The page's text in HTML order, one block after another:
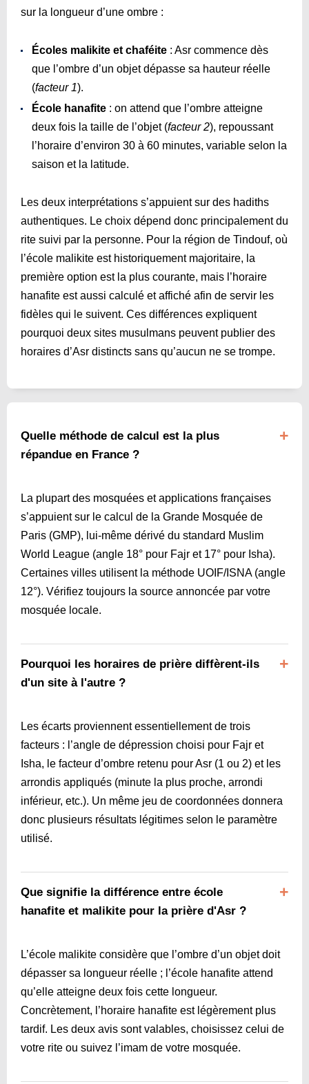
sur la longueur d’une ombre :
Écoles malikite et chaféite : Asr commence dès
que l’ombre d’un objet dépasse sa hauteur réelle
(facteur 1).
École hanafite : on attend que l’ombre atteigne
deux fois la taille de l’objet (facteur 2), repoussant
l’horaire d’environ 30 à 60 minutes, variable selon la
saison et la latitude.
Les deux interprétations s’appuient sur des hadiths
authentiques. Le choix dépend donc principalement du
rite suivi par la personne. Pour la région de Tindouf, où
l’école malikite est historiquement majoritaire, la
première option est la plus courante, mais l’horaire
hanafite est aussi calculé et affiché afin de servir les
fidèles qui le suivent. Ces différences expliquent
pourquoi deux sites musulmans peuvent publier des
horaires d’Asr distincts sans qu’aucun ne se trompe.
Quelle méthode de calcul est la plus
répandue en France ?
La plupart des mosquées et applications françaises
s’appuient sur le calcul de la Grande Mosquée de
Paris (GMP), lui-même dérivé du standard Muslim
World League (angle 18° pour Fajr et 17° pour Isha).
Certaines villes utilisent la méthode UOIF/ISNA (angle
12°). Vérifiez toujours la source annoncée par votre
mosquée locale.
Pourquoi les horaires de prière diffèrent-ils
d'un site à l'autre ?
Les écarts proviennent essentiellement de trois
facteurs : l’angle de dépression choisi pour Fajr et
Isha, le facteur d’ombre retenu pour Asr (1 ou 2) et les
arrondis appliqués (minute la plus proche, arrondi
inférieur, etc.). Un même jeu de coordonnées donnera
donc plusieurs résultats légitimes selon le paramètre
utilisé.
Que signifie la différence entre école
hanafite et malikite pour la prière d'Asr ?
L’école malikite considère que l’ombre d’un objet doit
dépasser sa longueur réelle ; l’école hanafite attend
qu’elle atteigne deux fois cette longueur.
Concrètement, l’horaire hanafite est légèrement plus
tardif. Les deux avis sont valables, choisissez celui de
votre rite ou suivez l’imam de votre mosquée.